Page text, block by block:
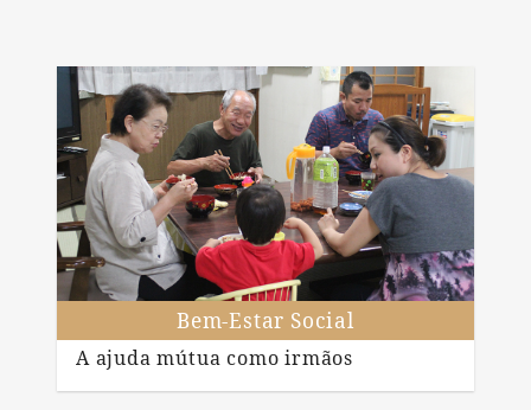
Bem-Estar Social
A ajuda mútua como irmãos